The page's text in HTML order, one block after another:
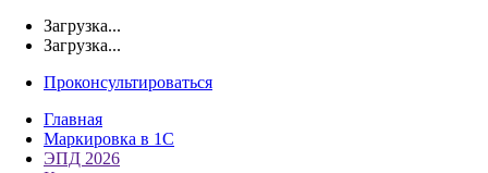
Загрузка...
Загрузка...
Проконсультироваться
Главная
Маркировка в 1С
ЭПД 2026